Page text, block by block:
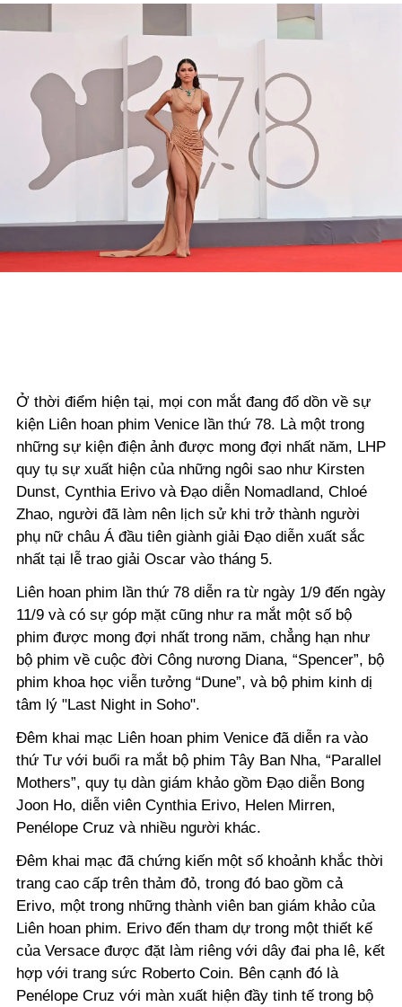
Ở thời điểm hiện tại, mọi con mắt đang đổ dồn về sự
kiện Liên hoan phim Venice lần thứ 78. Là một trong
những sự kiện điện ảnh được mong đợi nhất năm, LHP
quy tụ sự xuất hiện của những ngôi sao như Kirsten
Dunst, Cynthia Erivo và Đạo diễn Nomadland, Chloé
Zhao, người đã làm nên lịch sử khi trở thành người
phụ nữ châu Á đầu tiên giành giải Đạo diễn xuất sắc
nhất tại lễ trao giải Oscar vào tháng 5.
Liên hoan phim lần thứ 78 diễn ra từ ngày 1/9 đến ngày
11/9 và có sự góp mặt cũng như ra mắt một số bộ
phim được mong đợi nhất trong năm, chẳng hạn như
bộ phim về cuộc đời Công nương Diana, “Spencer”, bộ
phim khoa học viễn tưởng “Dune”, và bộ phim kinh dị
tâm lý "Last Night in Soho".
Đêm khai mạc Liên hoan phim Venice đã diễn ra vào
thứ Tư với buổi ra mắt bộ phim Tây Ban Nha, “Parallel
Mothers”, quy tụ dàn giám khảo gồm Đạo diễn Bong
Joon Ho, diễn viên Cynthia Erivo, Helen Mirren,
Penélope Cruz và nhiều người khác.
Đêm khai mạc đã chứng kiến ​​một số khoảnh khắc thời
trang cao cấp trên thảm đỏ, trong đó bao gồm cả
Erivo, một trong những thành viên ban giám khảo của
Liên hoan phim. Erivo đến tham dự trong một thiết kế
của Versace được đặt làm riêng với dây đai pha lê, kết
hợp với trang sức Roberto Coin. Bên cạnh đó là
Penélope Cruz với màn xuất hiện đầy tinh tế trong bộ